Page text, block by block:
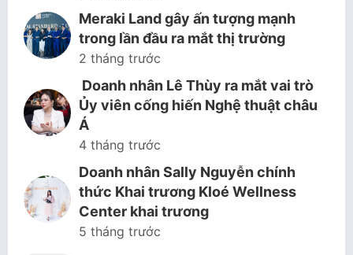
Meraki Land gây ấn tượng mạnh
trong lần đầu ra mắt thị trường
2 tháng trước
Doanh nhân Lê Thùy ra mắt vai trò
Ủy viên cống hiến Nghệ thuật châu
Á
4 tháng trước
Doanh nhân Sally Nguyễn chính
thức Khai trương Kloé Wellness
Center khai trương
5 tháng trước